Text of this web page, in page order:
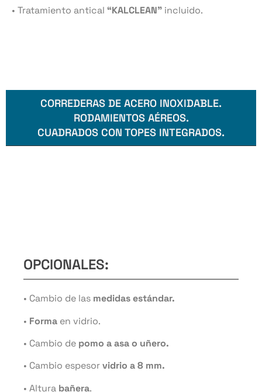
• Tratamiento antical “KALCLEAN” incluido.
CORREDERAS DE ACERO INOXIDABLE.
RODAMIENTOS AÉREOS.
CUADRADOS CON TOPES INTEGRADOS.
OPCIONALES:
• Cambio de las medidas estándar.
• Forma en vidrio.
• Cambio de pomo a asa o uñero.
• Cambio espesorvidrio a 8 mm.
• Altura bañera.